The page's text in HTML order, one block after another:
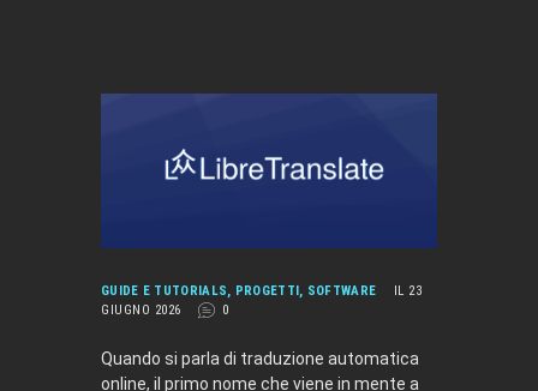
GUIDE E TUTORIALS, PROGETTI, SOFTWARE
IL 23
GIUGNO 2026
0
Quando si parla di traduzione automatica
online, il primo nome che viene in mente a